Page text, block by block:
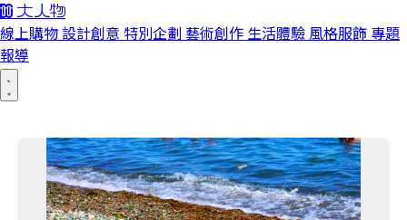
線上購物 設計創意 特別企劃 藝術創作 生活體驗 風格服飾 專題
報導